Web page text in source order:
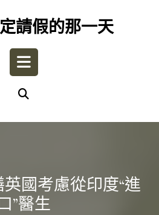
請假的那一天
Open
國考慮從印度“進
”醫生